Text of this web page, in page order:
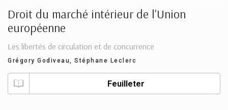
Droit du marché intérieur de l'Union
européenne
Les libertés de circulation et de concurrence
Grégory Godiveau Stéphane Leclerc
Feuilleter